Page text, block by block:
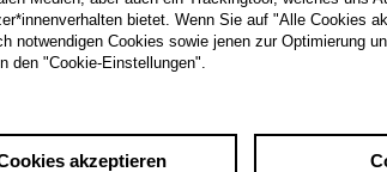
3.
bietet. Wenn Sie auf "Alle Cookies
notwendigen Cookies sowie jenen zur Optimierung
den "Cookie-Einstellungen".
akzeptieren